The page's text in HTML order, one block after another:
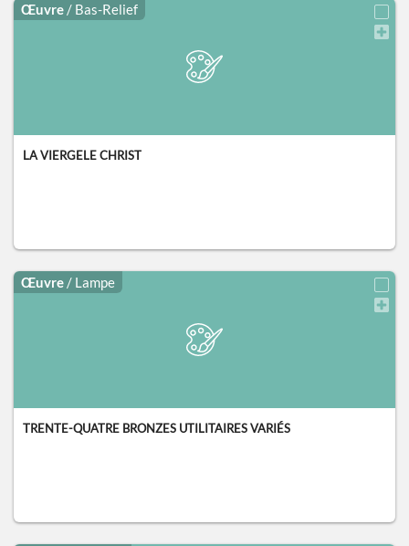
Œuvre / Bas-Relief
LA VIERGELE CHRIST
Œuvre / Lampe
TRENTE-QUATRE BRONZES UTILITAIRES VARIÉS